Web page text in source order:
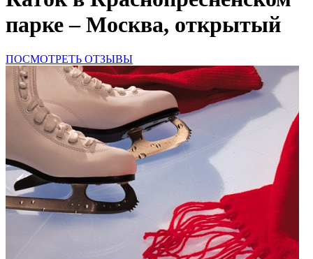
парке – Москва, открытый
ПОСМОТРЕТЬ ОТЗЫВЫ